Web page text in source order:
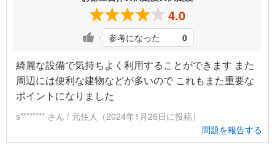
4.0
参考になった 0
綺麗な設備で気持ちよく利用することができます また
周辺には便利な建物などが多いので これもまた重要な
ポイントになりました
s******** さん / 元住人（2024年1月26日に投稿）
問題を報告する